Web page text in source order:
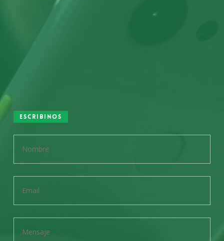
Escribinos